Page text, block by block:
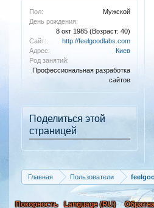
Пол:
Мужской
День рождения:
8 окт 1985 (Возраст: 40)
Сайт:
http://feelgoodlabs.com
Адрес:
Киев
Род занятий:
Профессиональная разработка
сайтов
Поделиться этой
страницей
Главная Пользователи
Покорность Language (RU)